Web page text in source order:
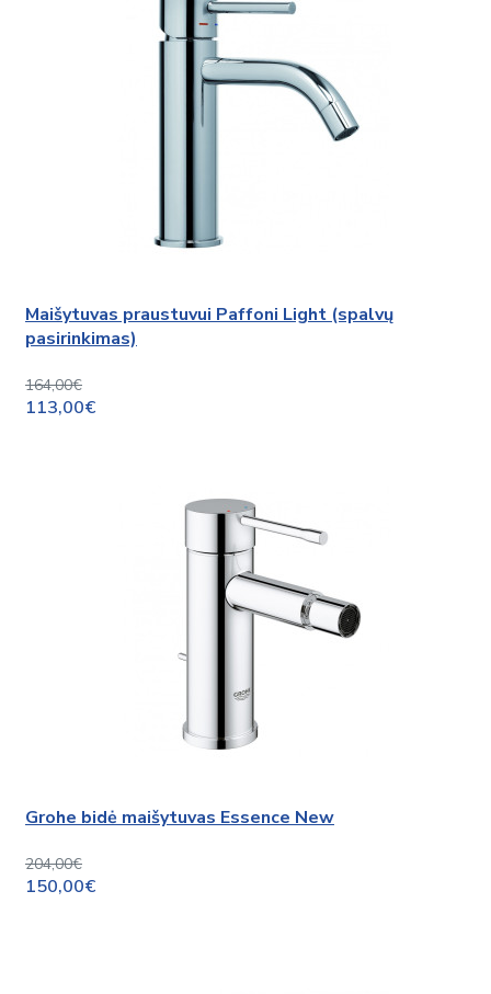
Maišytuvas praustuvui Paffoni Light (spalvų
pasirinkimas)
164,00€
113,00€
Grohe bidė maišytuvas Essence New
204,00€
150,00€